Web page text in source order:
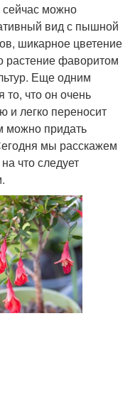
сейчас можно
вид с пышной
шикарное цветение
растение фаворитом
Еще одним
то, что он очень
легко переносит
можно придать
мы расскажем
что следует